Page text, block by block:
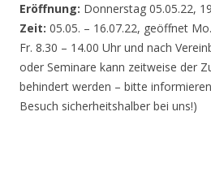
Eröffnung: Donnerstag 05.05.22,
Zeit: 05.05. – 16.07.22, geöffnet
Fr. 8.30 – 14.00 Uhr und nach
oder Seminare kann zeitweise der
behindert werden – bitte
Besuch sicherheitshalber bei uns!)